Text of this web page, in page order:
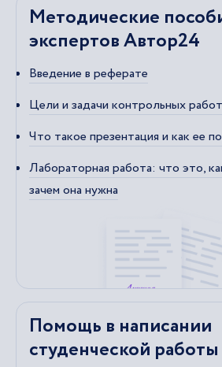
Методические
экспертов Автор24
Введение в реферате
Цели и задачи контрольных работ
Что такое презентация и как ее
Лабораторная работа: что это,
зачем она нужна
Помощь в написании
студенческой работы